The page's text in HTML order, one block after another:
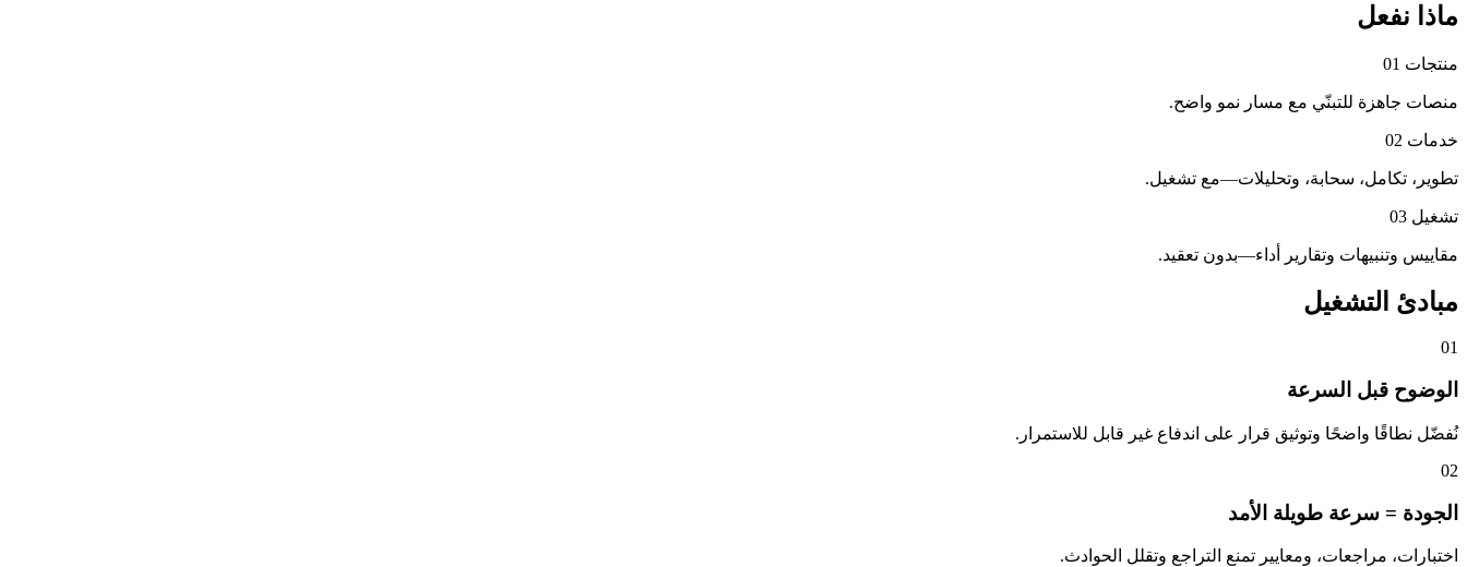
ماذا نفعل
منتجات 01
منصات جاهزة للتبنّي مع مسار نمو واضح.
خدمات 02
تطوير، تكامل، سحابة، وتحليلات—مع تشغيل.
تشغيل 03
مقاييس وتنبيهات وتقارير أداء—بدون تعقيد.
مبادئ التشغيل
01
الوضوح قبل السرعة
نُفضّل نطاقًا واضحًا وتوثيق قرار على اندفاع غير قابل للاستمرار.
02
الجودة = سرعة طويلة الأمد
اختبارات، مراجعات، ومعايير تمنع التراجع وتقلل الحوادث.